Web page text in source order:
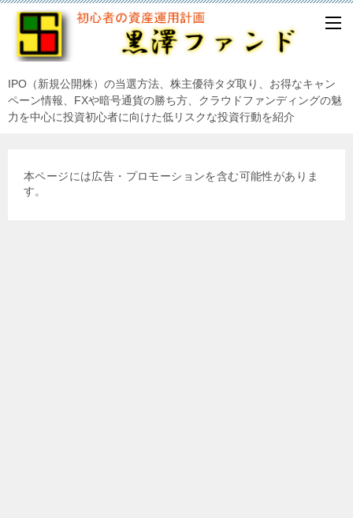
IPO（新規公開株）の当選方法、株主優待タダ取り、お得なキャン
ペーン情報、FXや暗号通貨の勝ち方、クラウドファンディングの魅
力を中心に投資初心者に向けた低リスクな投資行動を紹介
本ページには広告・プロモーションを含む可能性がありま
す。